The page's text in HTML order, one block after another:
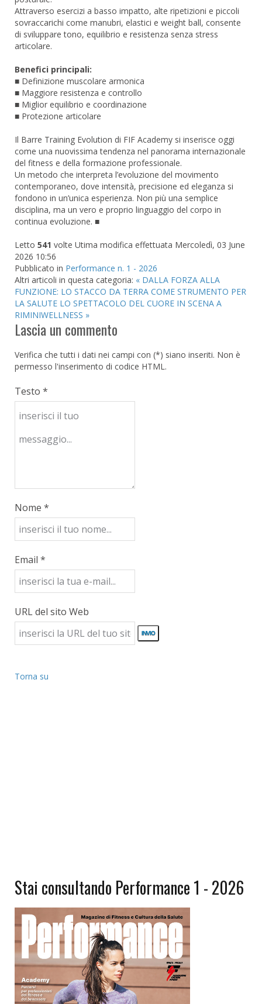
Attraverso esercizi a basso impatto, alte ripetizioni e piccoli
sovraccarichi come manubri, elastici e weight ball, consente
di sviluppare tono, equilibrio e resistenza senza stress
articolare.
Benefici principali:
■ Definizione muscolare armonica
■ Maggiore resistenza e controllo
■ Miglior equilibrio e coordinazione
■ Protezione articolare
Il Barre Training Evolution di FIF Academy si inserisce oggi
come una nuovissima tendenza nel panorama internazionale
del fitness e della formazione professionale.
Un metodo che interpreta l’evoluzione del movimento
contemporaneo, dove intensità, precisione ed eleganza si
fondono in un’unica esperienza. Non più una semplice
disciplina, ma un vero e proprio linguaggio del corpo in
continua evoluzione. ■
Letto 541 volte Utima modifica effettuata Mercoledì, 03 June
2026 10:56
Pubblicato in Performance n. 1 - 2026
Altri articoli in questa categoria: « DALLA FORZA ALLA
FUNZIONE: LO STACCO DA TERRA COME STRUMENTO PER
LA SALUTE LO SPETTACOLO DEL CUORE IN SCENA A
RIMINIWELLNESS »
Lascia un commento
Verifica che tutti i dati nei campi con (*) siano inseriti. Non è
permesso l'inserimento di codice HTML.
Testo *
Nome *
Email *
URL del sito Web
Torna su
Stai consultando Performance 1 - 2026